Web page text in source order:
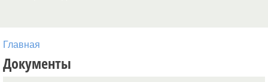
Главная
Документы